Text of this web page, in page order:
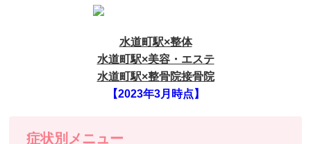
水道町駅×整体
水道町駅×美容・エステ
水道町駅×整骨院接骨院
【2023年3月時点】
症状別メニュー